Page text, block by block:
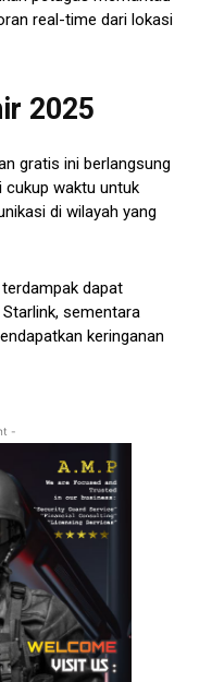
real-time dari lokasi
2025
gratis ini berlangsung
cukup waktu untuk
di wilayah yang
dapat
sementara
keringanan
-